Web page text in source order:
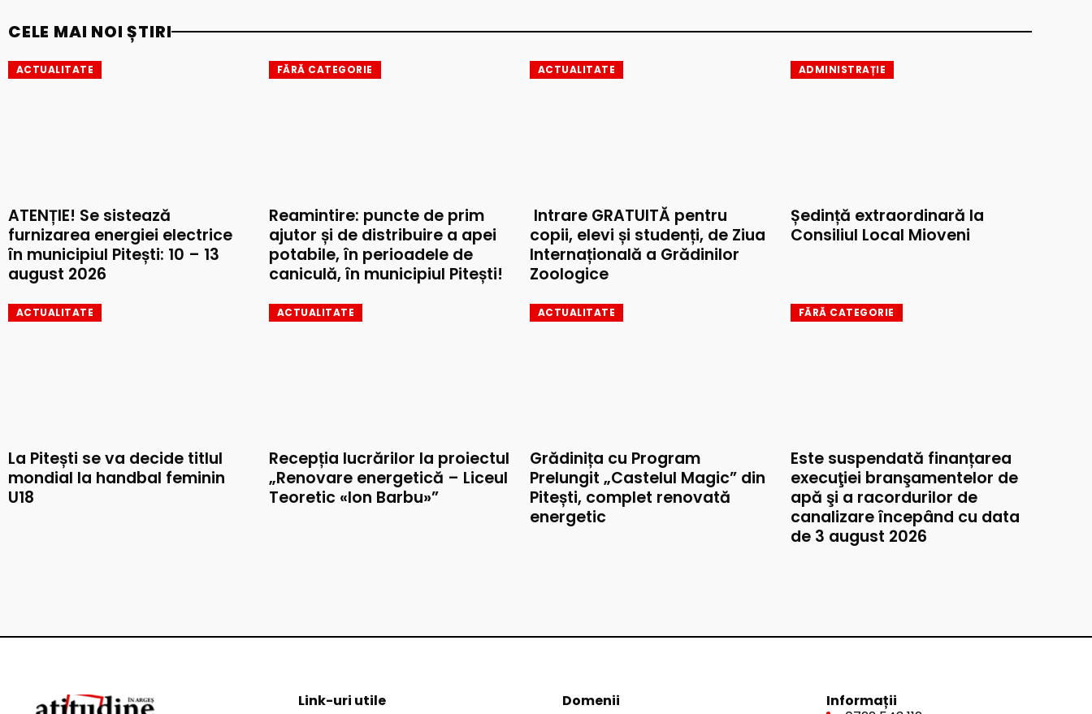
CELE MAI NOI ȘTIRI
ACTUALITATE
ATENȚIE! Se sistează
furnizarea energiei electrice
în municipiul Pitești: 10 – 13
august 2026
FĂRĂ CATEGORIE
Reamintire: puncte de prim
ajutor și de distribuire a apei
potabile, în perioadele de
caniculă, în municipiul Pitești!
ACTUALITATE
Intrare GRATUITĂ pentru
copii, elevi și studenți, de Ziua
Internațională a Grădinilor
Zoologice
ADMINISTRAȚIE
Ședință extraordinară la
Consiliul Local Mioveni
ACTUALITATE
La Pitești se va decide titlul
mondial la handbal feminin
U18
ACTUALITATE
Recepția lucrărilor la proiectul
„Renovare energetică – Liceul
Teoretic «Ion Barbu»”
ACTUALITATE
Grădinița cu Program
Prelungit „Castelul Magic” din
Pitești, complet renovată
energetic
FĂRĂ CATEGORIE
Este suspendată finanțarea
execuţiei branşamentelor de
apă şi a racordurilor de
canalizare începând cu data
de 3 august 2026
Link-uri utile Domenii
Informații